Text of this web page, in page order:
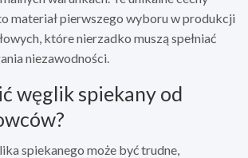
materiał pierwszego wyboru w produkcji
które nierzadko muszą spełniać
niezawodności.
węglik spiekany od
spiekanego może być trudne,